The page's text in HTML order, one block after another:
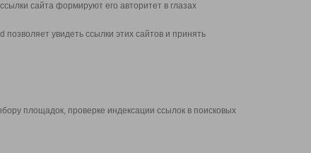
сайта формируют его авторитет в глазах
увидеть ссылки этих сайтов и принять
площадок, проверке индексации ссылок в поисковых